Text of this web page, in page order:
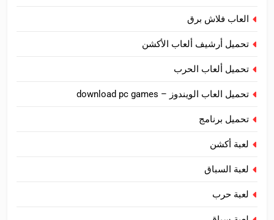
العاب فلاش برق
تحميل أرشيف ألعاب الأكشن
تحميل ألعاب الحرب
تحميل العاب الويندوز – download pc games
تحميل برنامج
لعبة أكشن
لعبة السباق
لعبة حرب